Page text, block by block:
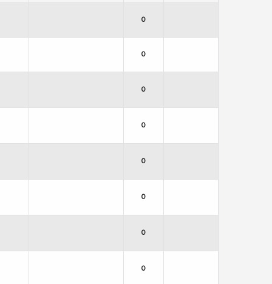
0
0
0
0
0
0
0
0